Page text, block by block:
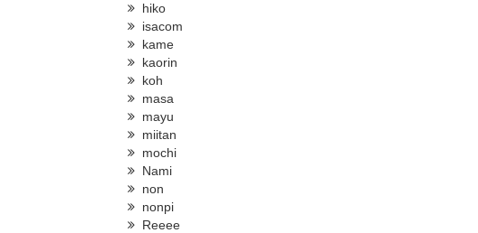
hiko
isacom
kame
kaorin
koh
masa
mayu
miitan
mochi
Nami
non
nonpi
Reeee